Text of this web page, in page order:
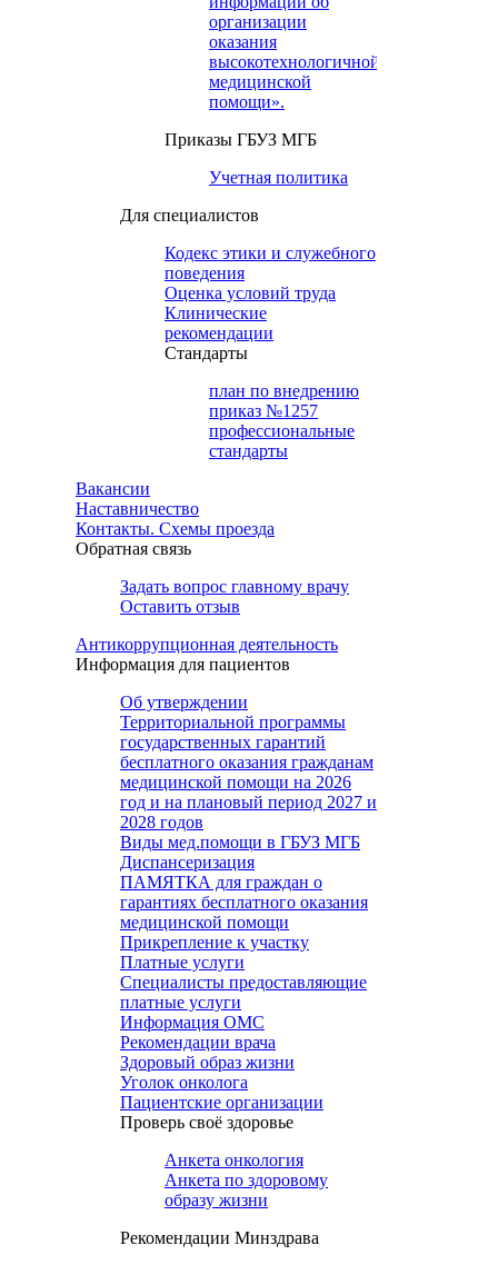
организации
оказания
высокотехнологичной
медицинской
помощи».
Приказы ГБУЗ МГБ
Учетная политика
Для специалистов
Кодекс этики и служебного
поведения
Оценка условий труда
Клинические
рекомендации
Cтандарты
план по внедрению
приказ №1257
профессиональные
стандарты
Вакансии
Наставничество
Контакты. Схемы проезда
Обратная связь
Задать вопрос главному врачу
Оставить отзыв
Антикоррупционная деятельность
Информация для пациентов
Об утверждении
Территориальной программы
государственных гарантий
бесплатного оказания гражданам
медицинской помощи на 2026
год и на плановый период 2027 и
2028 годов
Виды мед.помощи в ГБУЗ МГБ
Диспансеризация
ПАМЯТКА для граждан о
гарантиях бесплатного оказания
медицинской помощи
Прикрепление к участку
Платные услуги
Специалисты предоставляющие
платные услуги
Информация ОМС
Рекомендации врача
Здоровый образ жизни
Уголок онколога
Пациентские организации
Проверь своё здоровье
Анкета онкология
Анкета по здоровому
образу жизни
Рекомендации Минздрава